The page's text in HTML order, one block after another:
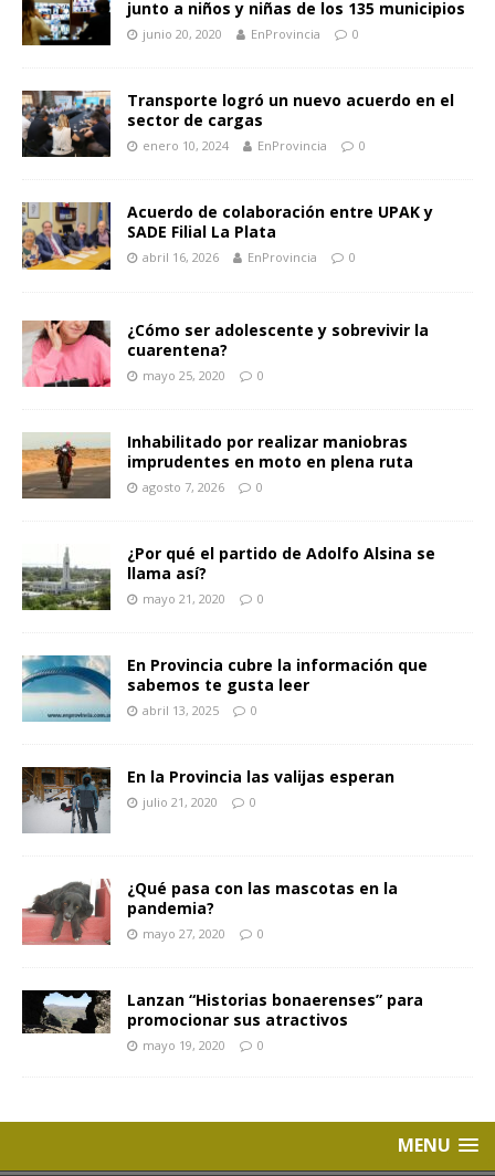
junto a niños y niñas de los 135 municipios
junio 20, 2020 EnProvincia 0
Transporte logró un nuevo acuerdo en el
sector de cargas
enero 10, 2024 EnProvincia 0
Acuerdo de colaboración entre UPAK y
SADE Filial La Plata
abril 16, 2026 EnProvincia 0
¿Cómo ser adolescente y sobrevivir la
cuarentena?
mayo 25, 2020 0
Inhabilitado por realizar maniobras
imprudentes en moto en plena ruta
agosto 7, 2026 0
¿Por qué el partido de Adolfo Alsina se
llama así?
mayo 21, 2020 0
En Provincia cubre la información que
sabemos te gusta leer
abril 13, 2025 0
En la Provincia las valijas esperan
julio 21, 2020 0
¿Qué pasa con las mascotas en la
pandemia?
mayo 27, 2020 0
Lanzan “Historias bonaerenses” para
promocionar sus atractivos
mayo 19, 2020 0
MENU